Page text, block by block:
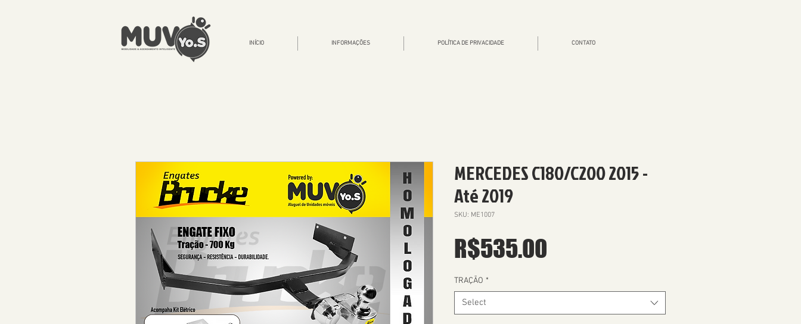
INÍCIO INFORMAÇÕES POLÍTICA DE PRIVACIDADE CONTATO
MERCEDES C180/C200 2015 -
Até 2019
SKU: ME1007
R$535.00
TRAÇÃO *
Select